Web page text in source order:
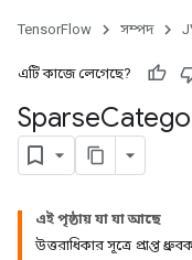
TensorFlow সম্পদ
এটি কাজে লেগেছে?
Sparse
এই পৃষ্ঠায় যা যা আছে
উত্তরাধিকার সূত্রে প্রাপ্ত